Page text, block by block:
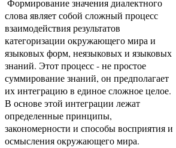
Формирование значения диалектного
слова являет собой сложный процесс
взаимодействия результатов
категоризации окружающего мира и
языковых форм, неязыковых и языковых
знаний. Этот процесс - не простое
суммирование знаний, он предполагает
их интеграцию в единое сложное целое.
В основе этой интеграции лежат
определенные принципы,
закономерности и способы восприятия и
осмысления окружающего мира.